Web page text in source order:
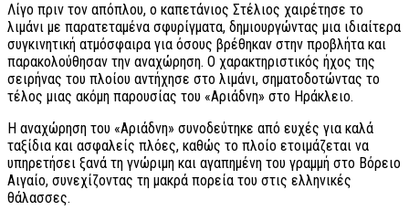
Λίγο πριν τον απόπλου, ο καπετάνιος Στέλιος χαιρέτησε το
λιμάνι με παρατεταμένα σφυρίγματα, δημιουργώντας μια ιδιαίτερα
συγκινητική ατμόσφαιρα για όσους βρέθηκαν στην προβλήτα και
παρακολούθησαν την αναχώρηση. Ο χαρακτηριστικός ήχος της
σειρήνας του πλοίου αντήχησε στο λιμάνι, σηματοδοτώντας το
τέλος μιας ακόμη παρουσίας του «Αριάδνη» στο Ηράκλειο.
Η αναχώρηση του «Αριάδνη» συνοδεύτηκε από ευχές για καλά
ταξίδια και ασφαλείς πλόες, καθώς το πλοίο ετοιμάζεται να
υπηρετήσει ξανά τη γνώριμη και αγαπημένη του γραμμή στο Βόρειο
Αιγαίο, συνεχίζοντας τη μακρά πορεία του στις ελληνικές
θάλασσες.